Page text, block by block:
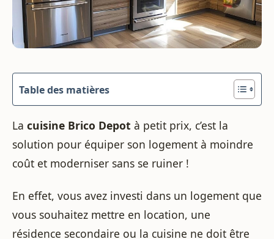
Table des matières
La cuisine Brico Depot à petit prix, c’est la
solution pour équiper son logement à moindre
coût et moderniser sans se ruiner !
En effet, vous avez investi dans un logement que
vous souhaitez mettre en location, une
résidence secondaire ou la cuisine ne doit être